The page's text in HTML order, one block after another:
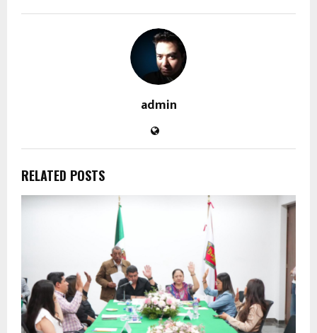
admin
RELATED POSTS